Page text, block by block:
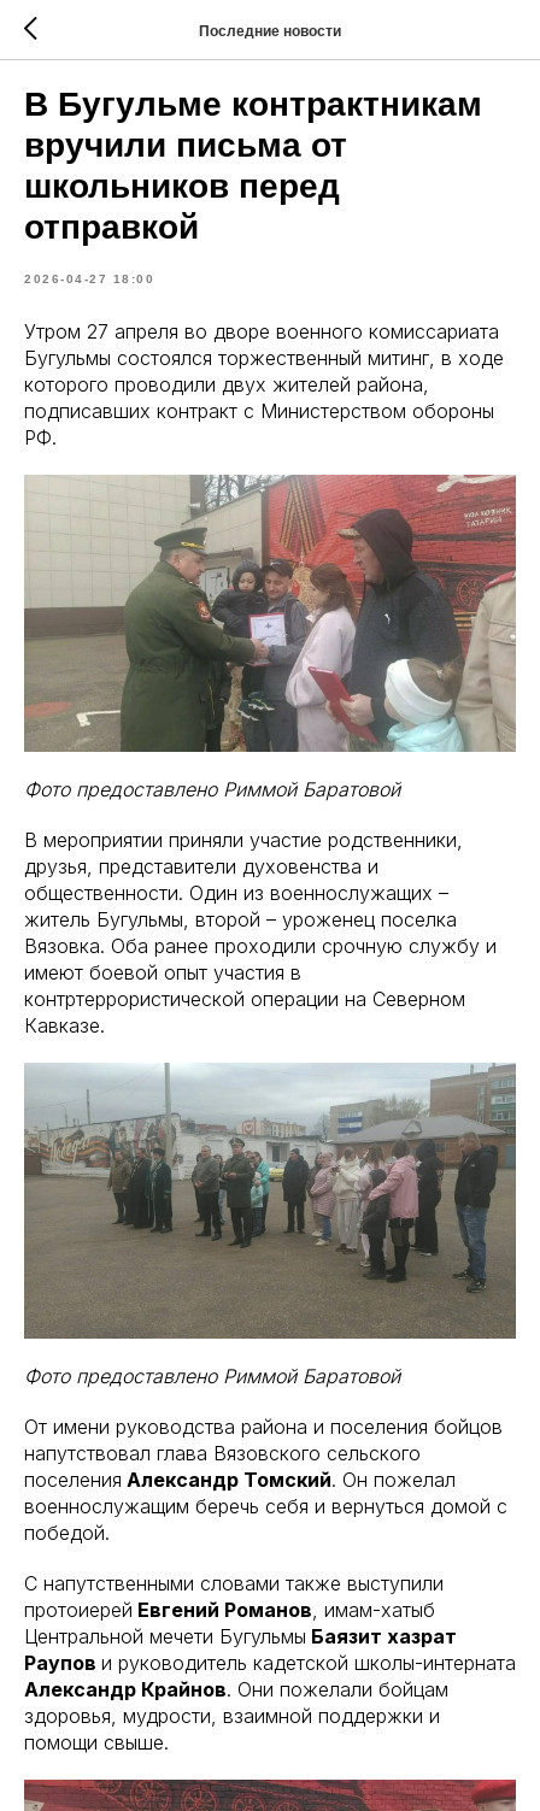
Последние новости
В Бугульме контрактникам
вручили письма от
школьников перед
отправкой
2026-04-27 18:00
Утром 27 апреля во дворе военного комиссариата
Бугульмы состоялся торжественный митинг, в ходе
которого проводили двух жителей района,
подписавших контракт с Министерством обороны
РФ.
Фото предоставлено Риммой Баратовой
В мероприятии приняли участие родственники,
друзья, представители духовенства и
общественности. Один из военнослужащих –
житель Бугульмы, второй – уроженец поселка
Вязовка. Оба ранее проходили срочную службу и
имеют боевой опыт участия в
контртеррористической операции на Северном
Кавказе.
Фото предоставлено Риммой Баратовой
От имени руководства района и поселения бойцов
напутствовал глава Вязовского сельского
поселения Александр Томский. Он пожелал
военнослужащим беречь себя и вернуться домой с
победой.
С напутственными словами также выступили
протоиерей Евгений Романов, имам-хатыб
Центральной мечети Бугульмы Баязит хазрат
Раупов и руководитель кадетской школы-интерната
Александр Крайнов. Они пожелали бойцам
здоровья, мудрости, взаимной поддержки и
помощи свыше.